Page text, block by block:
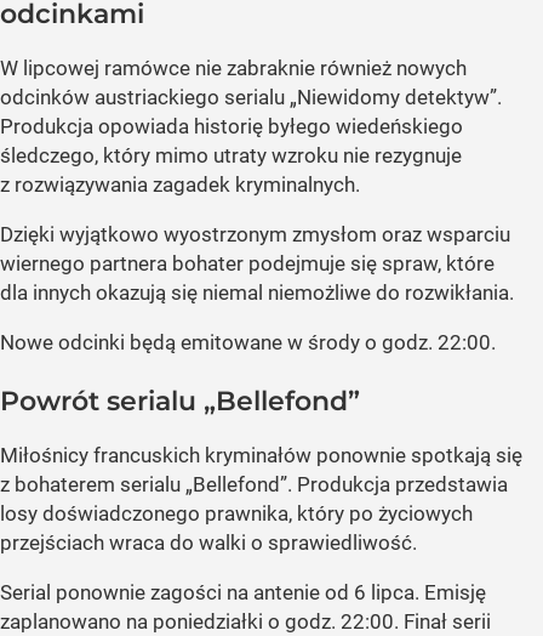
odcinkami
W lipcowej ramówce nie zabraknie również nowych
odcinków austriackiego serialu „Niewidomy detektyw”.
Produkcja opowiada historię byłego wiedeńskiego
śledczego, który mimo utraty wzroku nie rezygnuje
z rozwiązywania zagadek kryminalnych.
Dzięki wyjątkowo wyostrzonym zmysłom oraz wsparciu
wiernego partnera bohater podejmuje się spraw, które
dla innych okazują się niemal niemożliwe do rozwikłania.
Nowe odcinki będą emitowane w środy o godz. 22:00.
Powrót serialu „Bellefond”
Miłośnicy francuskich kryminałów ponownie spotkają się
z bohaterem serialu „Bellefond”. Produkcja przedstawia
losy doświadczonego prawnika, który po życiowych
przejściach wraca do walki o sprawiedliwość.
Serial ponownie zagości na antenie od 6 lipca. Emisję
zaplanowano na poniedziałki o godz. 22:00. Finał serii